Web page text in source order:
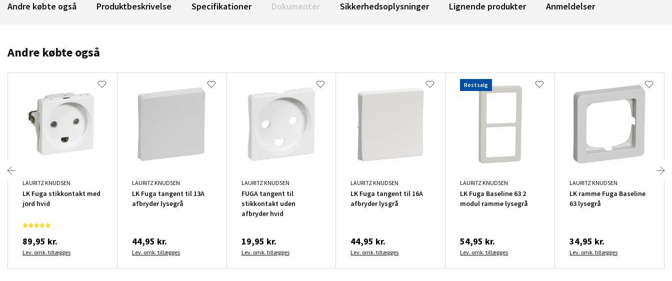
Andre købte også Produktbeskrivelse Specifikationer Dokumenter Sikkerhedsoplysninger Lignende produkter Anmeldelser
Andre købte også
LAURITZ KNUDSEN
LK Fuga stikkontakt med
jord hvid
89,95 kr.
Lev. omk. tillægges
LAURITZ KNUDSEN
LK Fuga tangent til 13A
afbryder lysegrå
44,95 kr.
Lev. omk. tillægges
LAURITZ KNUDSEN
FUGA tangent til
stikkontakt uden
afbryder hvid
19,95 kr.
Lev. omk. tillægges
LAURITZ KNUDSEN
LK Fuga tangent til 16A
afbryder lysgrå
44,95 kr.
Lev. omk. tillægges
Restsalg
LAURITZ KNUDSEN
LK Fuga Baseline 63 2
modul ramme lysegrå
54,95 kr.
Lev. omk. tillægges
LAURITZ KNUDSEN
LK ramme Fuga Baseline
63 lysegrå
34,95 kr.
Lev. omk. tillægges